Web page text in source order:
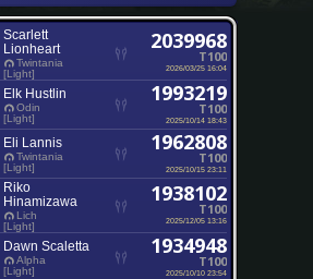
Scarlett
Lionheart
Twintania
[Light]
2039968
T100
2026/03/25 16:04
Elk Hustlin
Odin
[Light]
1993219
T100
2025/10/14 18:43
Eli Lannis
Twintania
[Light]
1962808
T100
2025/10/15 23:11
Riko
Hinamizawa
Lich
[Light]
1938102
T100
2025/12/05 13:16
Dawn Scaletta
Alpha
[Light]
1934948
T100
2025/10/10 23:54